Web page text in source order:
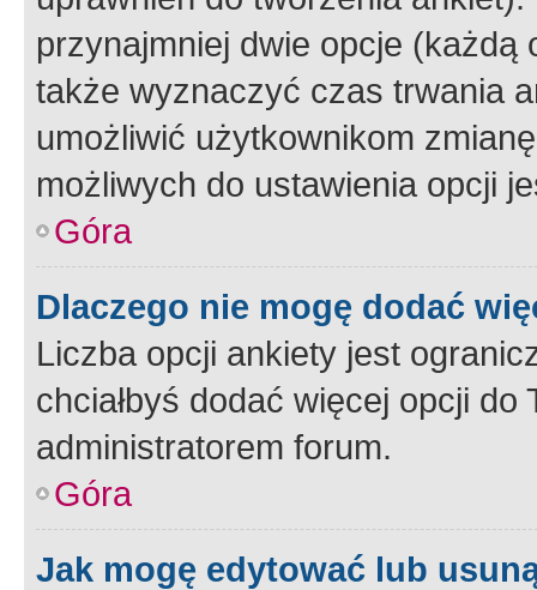
przynajmniej dwie opcje
także wyznaczyć czas trwania
umożliwić użytkownikom
możliwych do ustawienia opcji
Góra
Dlaczego nie mogę dodać
Liczba opcji ankiety jest
chciałbyś dodać więcej opcji
administratorem forum.
Góra
Jak mogę edytować lub